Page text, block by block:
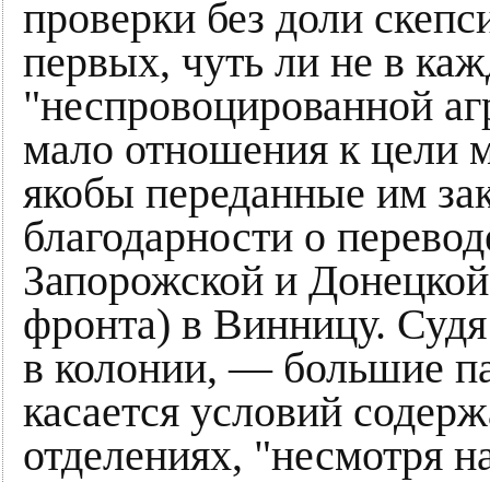
проверки без доли
первых, чуть ли не в
"неспровоцированной
мало отношения к цели
якобы переданные им
благодарности о
Запорожской и
фронта) в Винницу.
в колонии, — большие
касается условий
отделениях, "несмотря